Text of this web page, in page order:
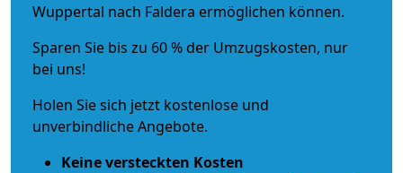
Wuppertal nach Faldera ermöglichen können.
Sparen Sie bis zu 60 % der Umzugskosten, nur
bei uns!
Holen Sie sich jetzt kostenlose und
unverbindliche Angebote.
Keine versteckten Kosten